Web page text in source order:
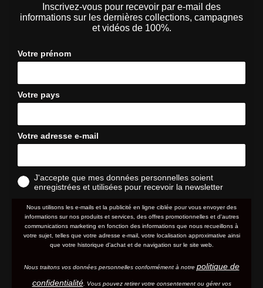
Inscrivez-vous pour recevoir par e-mail des
informations sur les dernières collections, campagnes
et vidéos de 100%.
Votre prénom
Votre pays
Votre adresse e-mail
J'accepte que mes données personnelles soient
enregistrées et utilisées pour recevoir la newsletter
Nous utilisons les e-mails et la publicité en ligne ciblée pour vous envoyer des
informations sur nos produits et services, des offres promotionnelles et d'autres
communications marketing en fonction des informations que nous recueillons à
votre sujet, telles que votre adresse e-mail, votre localisation approximative ainsi
que votre historique d'achat et de navigation sur le site web.
Nous traitons vos données personnelles conformément à notre politique de
confidentialité. Vous pouvez retirer votre consentement ou gérer vos